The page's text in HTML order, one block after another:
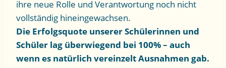
ihre neue Rolle und Verantwortung noch nicht
vollständig hineingewachsen.
Die Erfolgsquote unserer Schülerinnen und
Schüler lag überwiegend bei 100% – auch
wenn es natürlich vereinzelt Ausnahmen gab.